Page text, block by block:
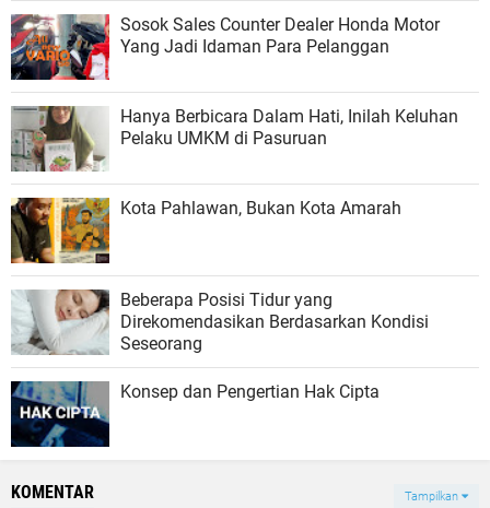
Sosok Sales Counter Dealer Honda Motor
Yang Jadi Idaman Para Pelanggan
Hanya Berbicara Dalam Hati, Inilah Keluhan
Pelaku UMKM di Pasuruan
Kota Pahlawan, Bukan Kota Amarah
Beberapa Posisi Tidur yang
Direkomendasikan Berdasarkan Kondisi
Seseorang
Konsep dan Pengertian Hak Cipta
KOMENTAR Tampilkan